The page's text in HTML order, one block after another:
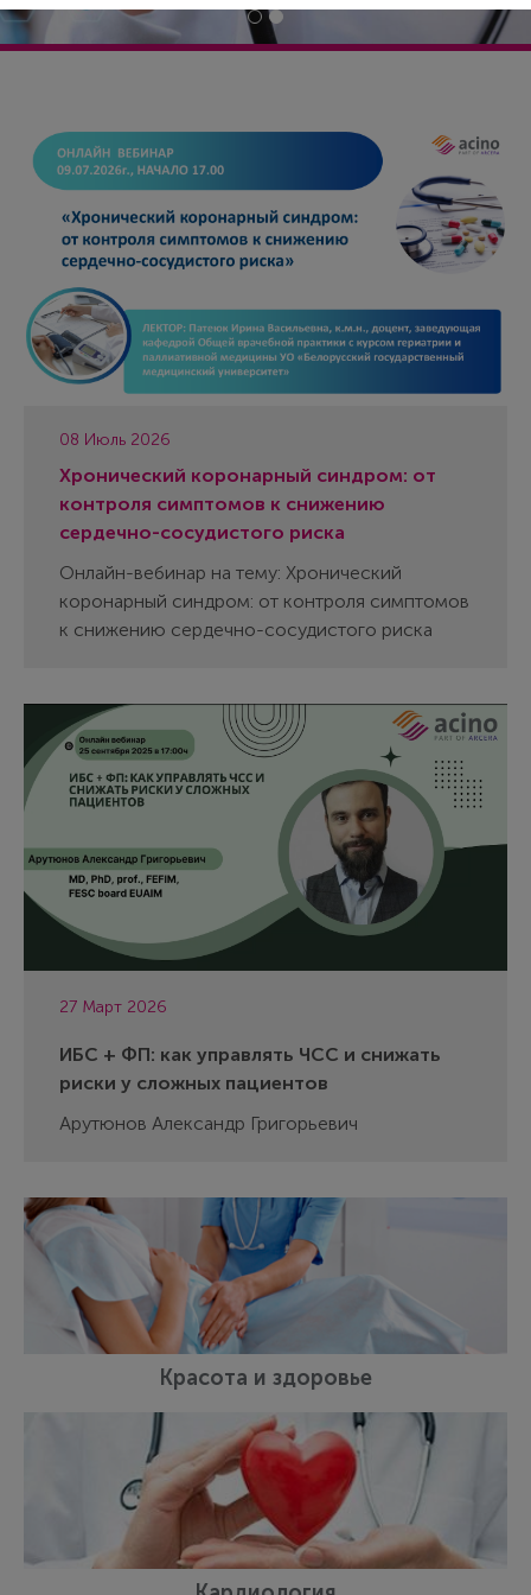
08 Июль 2026
Хронический коронарный синдром: от
контроля симптомов к снижению
сердечно-сосудистого риска
Онлайн-вебинар на тему: Хронический
коронарный синдром: от контроля симптомов
к снижению сердечно-сосудистого риска
27 Март 2026
ИБС + ФП: как управлять ЧСС и снижать
риски у сложных пациентов
Арутюнов Александр Григорьевич
Красота и здоровье